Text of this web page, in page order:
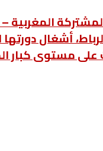
المغربية
أشغال دورتها
على مستوى كبار